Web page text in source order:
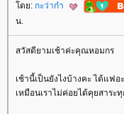
ดย: กะว่าก๋า
น.
สวัสดียามเช้าค่ะคุณหอมกร
เช้านี้เป็นยังไงบ้างคะ ได้แฟอ
เหมือนเราไม่ค่อยได้คุยสาระ